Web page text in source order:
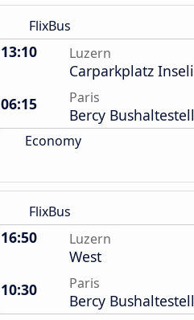
FlixBus
13:10 Luzern
Carparkplatz
06:15
Paris
Bercy
Economy
FlixBus
16:50 Luzern
West
10:30
Paris
Bercy